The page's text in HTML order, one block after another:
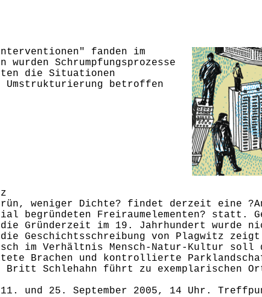
fanden im
Schrumpfungsprozesse
die Situationen
Umstrukturierung betroffen
weniger Dichte? findet derzeit eine
begründeten Freiraumelementen? statt.
Gründerzeit im 19. Jahrhundert wurde
Geschichtsschreibung von Plagwitz
im Verhältnis Mensch-Natur-Kultur soll
Brachen und kontrollierte
Schlehahn führt zu exemplarischen
und 25. September 2005, 14 Uhr.